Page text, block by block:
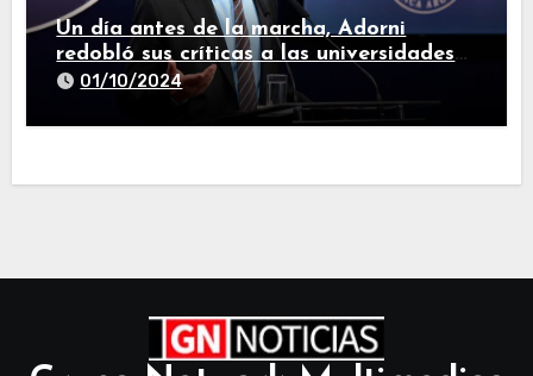
Un día antes de la marcha, Adorni
redobló sus críticas a las universidades
nacionales
01/10/2024